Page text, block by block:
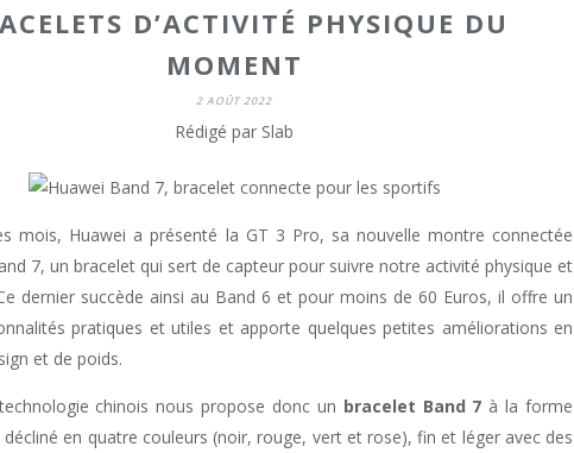
D’ACTIVITÉ PHYSIQUE DU
MOMENT
2 AOÛT 2022
Rédigé par Slab
mois, Huawei a présenté la GT 3 Pro, sa nouvelle montre connectée
7, un bracelet qui sert de capteur pour suivre notre activité physique et
dernier succède ainsi au Band 6 et pour moins de 60 Euros, il offre un
pratiques et utiles et apporte quelques petites améliorations en
et de poids.
chinois nous propose donc un bracelet Band 7 à la forme
en quatre couleurs (noir, rouge, vert et rose), fin et léger avec des